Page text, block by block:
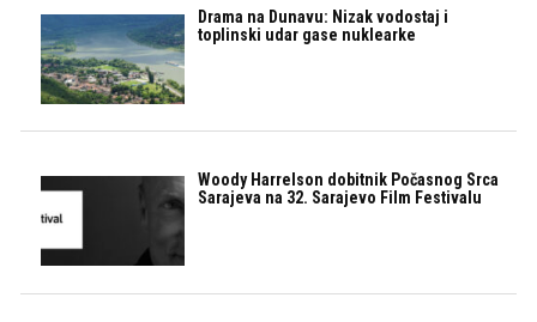
Drama na Dunavu: Nizak vodostaj i
toplinski udar gase nuklearke
Woody Harrelson dobitnik Počasnog Srca
Sarajeva na 32. Sarajevo Film Festivalu